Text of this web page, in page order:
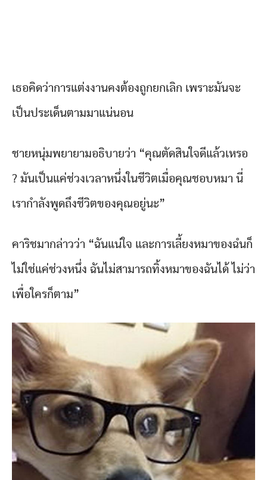
เธอคิดว่าการแต่งงานคงต้องถูกยกเลิก เพราะมันจะ
เป็นประเด็นตามมาแน่นอน
ชายหนุ่มพยายามอธิบายว่า “คุณตัดสินใจดีแล้วเหรอ
? มันเป็นแค่ช่วงเวลาหนึ่งในชีวิตเมื่อคุณชอบหมา นี่
เรากำลังพูดถึงชีวิตของคุณอยู่นะ”
คาริชมากล่าวว่า “ฉันแน่ใจ และการเลี้ยงหมาของฉํนก็
ไม่ใช่แค่ช่วงหนึ่ง ฉันไม่สามารถทิ้งหมาของฉันได้ ไม่ว่า
เพื่อใครก็ตาม”